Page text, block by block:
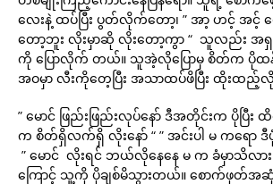
လေးနဲ့ ထပ်ပြီး ပွတ်လိုက်တော့၊ ” အာ့ ဟင့် အင့် မ
တော့ဘူး လိုးမှာဆို လိုးတော့ကွာ “ သူလည်း အ
ကို ပြောလိုက် တယ်။ သူအဲ့လိုပြောမှ စိတ်က ပိုထန်
အဝမှာ လီးကိုတေ့ပြီး အသာထပ်ဖိပြီး ထိုးထ
” မောင် ဖြည်းဖြည်းလုပ်နော် ဒီအတိုင်းက ပိုပြီး
က စိတ်ရှိလက်ရှိ လိုးနော် “ ” အင်းပါ မ ကရော
” မောင် လိုးရင် ဘယ်လိုနေနေ မ က ခံမှာသိလား
ကြောင့် သူ့ကို ပိုချစ်မိသွားတယ်။ စောက်ဖုတ်အ